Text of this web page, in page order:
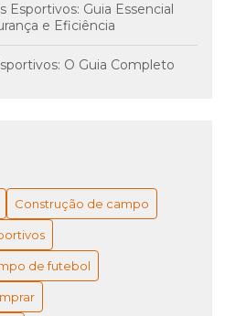
Esportivos: Guia Essencial
e Eficiência
O Guia Completo
Principais Fatores e Dicas
para Seu Projeto
e Onde Comprar
para Escolher e Onde
Construção de campo
de futebol